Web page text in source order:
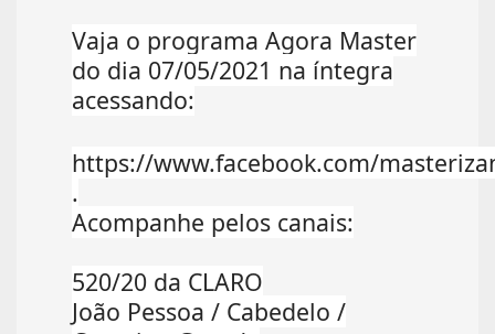
Vaja o programa Agora Master
do dia 07/05/2021 na íntegra
acessando:
https://www.facebook.com/
.
Acompanhe pelos canais:
520/20 da CLARO
João Pessoa / Cabedelo /